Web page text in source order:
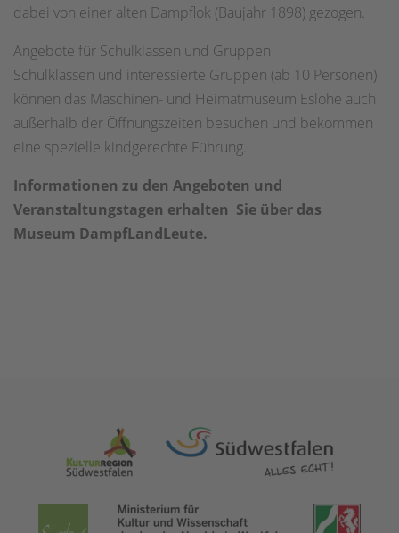
dabei von einer alten Dampflok (Baujahr 1898) gezogen.
Angebote für Schulklassen und Gruppen
Schulklassen und interessierte Gruppen (ab 10 Personen)
können das Maschinen- und Heimatmuseum Eslohe auch
außerhalb der Öffnungszeiten besuchen und bekommen
eine spezielle kindgerechte Führung.
Informationen zu den Angeboten und
Veranstaltungstagen erhalten Sie über das
Museum DampfLandLeute.